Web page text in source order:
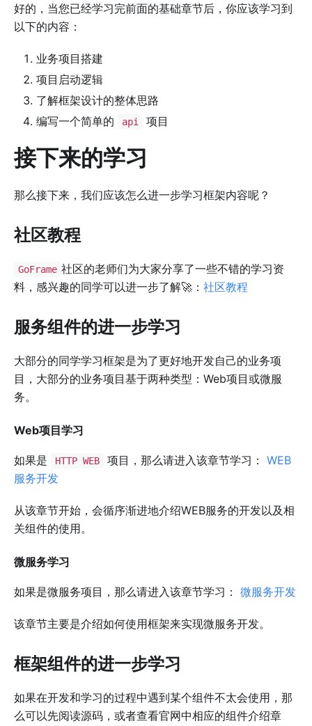
好的，当您已经学习完前面的基础章节后，你应该学习到
以下的内容：
业务项目搭建
项目启动逻辑
了解框架设计的整体思路
编写一个简单的
api 项目
接下来的学习
那么接下来，我们应该怎么进一步学习框架内容呢？
社区教程
GoFrame 社区的老师们为大家分享了一些不错的学习资
料，感兴趣的同学可以进一步了解🚀： 社区教程
服务组件的进一步学习
大部分的同学学习框架是为了更好地开发自己的业务项
目，大部分的业务项目基于两种类型：Web项目或微服
务。
Web项目学习
如果是 HTTP WEB 项目，那么请进入该章节学习： WEB
服务开发
从该章节开始，会循序渐进地介绍WEB服务的开发以及相
关组件的使用。
微服务学习
如果是微服务项目，那么请进入该章节学习： 微服务开发
该章节主要是介绍如何使用框架来实现微服务开发。
框架组件的进一步学习
如果在开发和学习的过程中遇到某个组件不太会使用，那
么可以先阅读源码，或者查看官网中相应的组件介绍章